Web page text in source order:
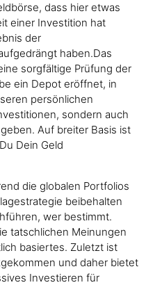
dass hier etwas
einer Investition hat
der
haben.Das
sorgfältige Prüfung der
ein Depot eröffnet, in
persönlichen
sondern auch
Auf breiter Basis ist
Dein Geld
die globalen Portfolios
beibehalten
wer bestimmt.
tatschlichen Meinungen
basiertes. Zuletzt ist
und daher bietet
Investieren für